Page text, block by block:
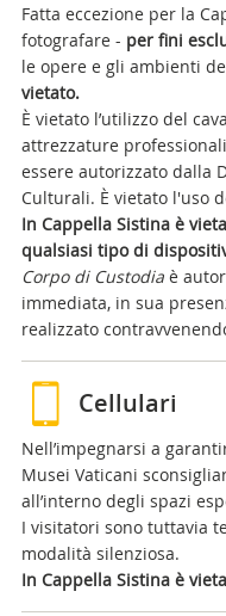
Fatta eccezione per la
fotografare - per fini
le opere e gli ambienti
vietato.
È vietato l’utilizzo del
attrezzature
essere autorizzato dalla
Culturali. È vietato l'uso
In Cappella Sistina è
qualsiasi tipo di
Corpo di Custodiaè
immediata, in sua
realizzato
Cellulari
Nell’impegnarsi a
Musei Vaticani
all’interno degli spazi
I visitatori sono tuttavia
modalità silenziosa.
In Cappella Sistina è